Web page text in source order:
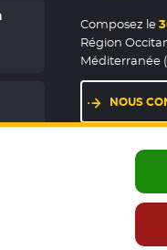
Composez le
Région
Méditerranée
NOUS
LES
Accessibilité :